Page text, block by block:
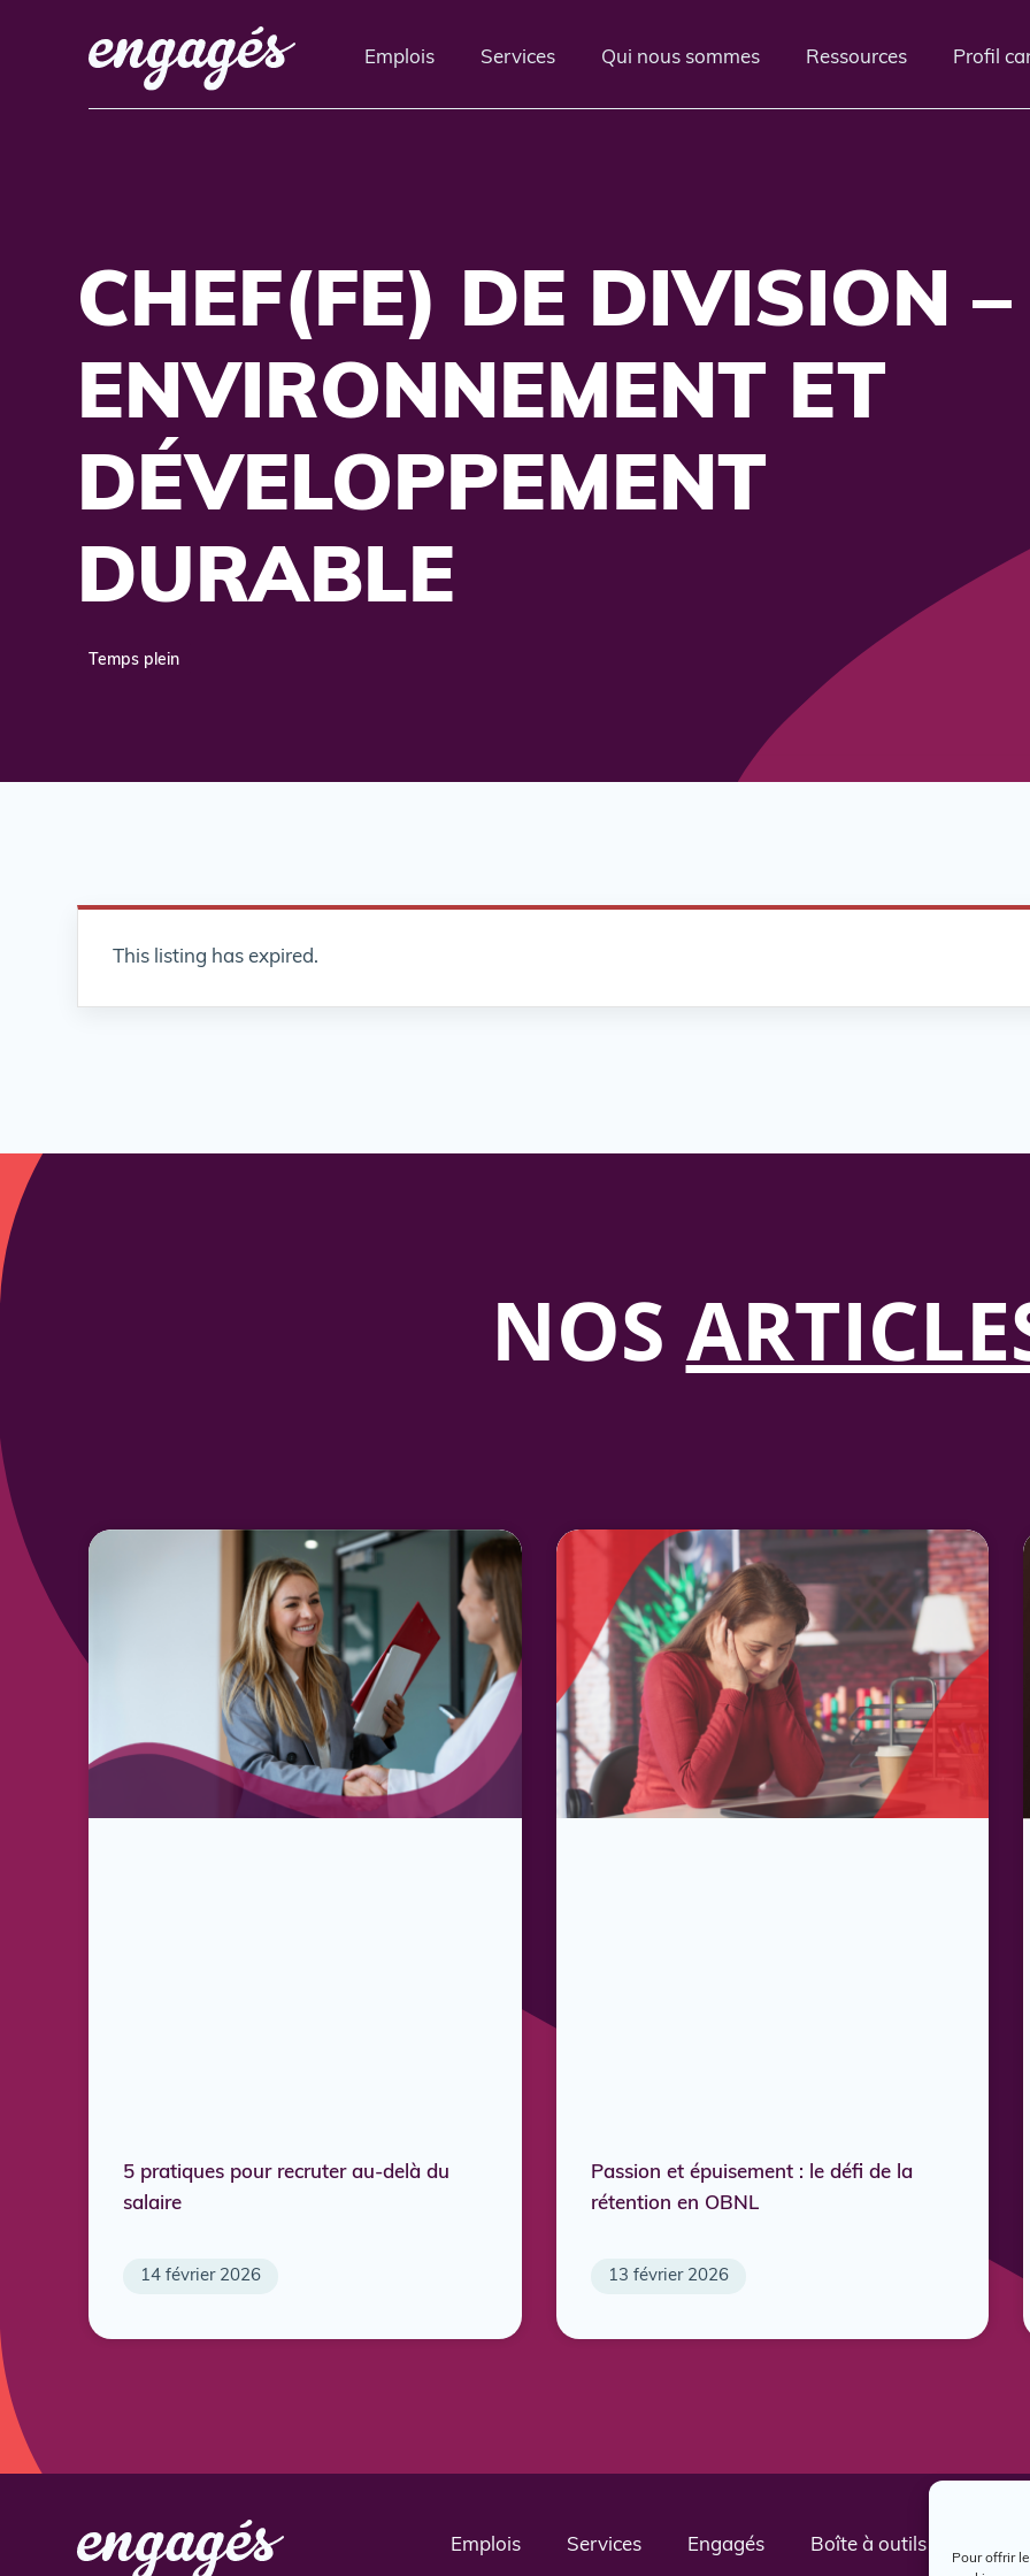
Pour offrir
Emplois Services Qui nous sommes Ressources Profil
CHEF(FE) DE DIVISION –
ENVIRONNEMENT ET
DÉVELOPPEMENT
DURABLE
Temps plein
This listing has expired.
NOS
5 pratiques pour recruter au-delà du
salaire
14 février 2026
Passion et épuisement : le défi de la
rétention en OBNL
13 février 2026
Emplois Services Engagés Boîte à outils